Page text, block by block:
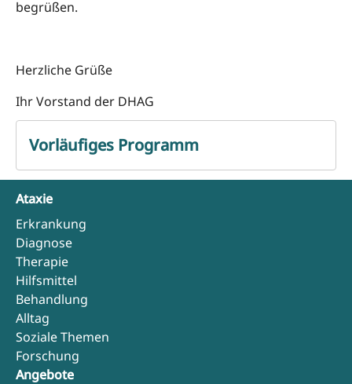
begrüßen.
Herzliche Grüße
Ihr Vorstand der DHAG
Vorläufiges Programm
Ataxie
Erkrankung
Diagnose
Therapie
Hilfsmittel
Behandlung
Alltag
Soziale Themen
Forschung
Angebote